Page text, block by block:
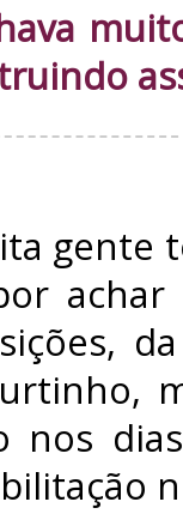
gente
achar
nos